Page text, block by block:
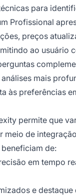
para
Profissional
preços
ao usuário
mais
às preferências
permite que
de
de:
em tempo
e